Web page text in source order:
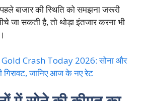
बाजार की स्थिति को समझना जरूरी
जा सकती है, तो थोड़ा इंतजार करना भी
Crash Today 2026: सोना और
गिरावट, जानिए आज के नए रेट